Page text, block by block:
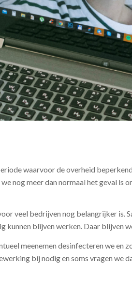
waarvoor de overheid
nog meer dan normaal het geval is
veel bedrijven nog belangrijker is.
kunnen blijven werken. Daar blijven
meenemen desinfecteren we en
bij nodig en soms vragen we